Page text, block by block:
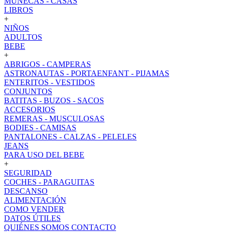
LIBROS
+
NIÑOS
ADULTOS
BEBE
+
ABRIGOS - CAMPERAS
ASTRONAUTAS - PORTAENFANT - PIJAMAS
ENTERITOS - VESTIDOS
CONJUNTOS
BATITAS - BUZOS - SACOS
ACCESORIOS
REMERAS - MUSCULOSAS
BODIES - CAMISAS
PANTALONES - CALZAS - PELELES
JEANS
PARA USO DEL BEBE
+
SEGURIDAD
COCHES - PARAGUITAS
DESCANSO
ALIMENTACIÓN
COMO VENDER
DATOS ÚTILES
QUIÉNES SOMOS CONTACTO